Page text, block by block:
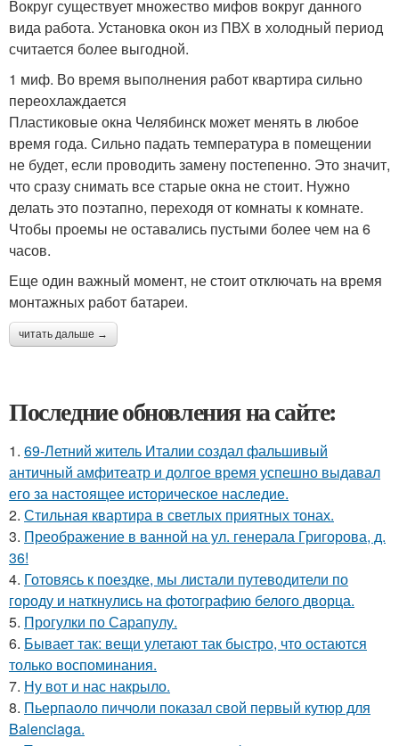
Вокруг существует множество мифов вокруг данного
вида работа. Установка окон из ПВХ в холодный период
считается более выгодной.
1 миф. Во время выполнения работ квартира сильно
переохлаждается
Пластиковые окна Челябинск может менять в любое
время года. Сильно падать температура в помещении
не будет, если проводить замену постепенно. Это значит,
что сразу снимать все старые окна не стоит. Нужно
делать это поэтапно, переходя от комнаты к комнате.
Чтобы проемы не оставались пустыми более чем на 6
часов.
Еще один важный момент, не стоит отключать на время
монтажных работ батареи.
читать дальше →
Последние обновления на сайте:
1. 69-Летний житель Италии создал фальшивый
античный амфитеатр и долгое время успешно выдавал
его за настоящее историческое наследие.
2. Стильная квартира в светлых приятных тонах.
3. Преображение в ванной на ул. генерала Григорова, д.
36!
4. Готовясь к поездке, мы листали путеводители по
городу и наткнулись на фотографию белого дворца.
5. Прогулки по Сарапулу.
6. Бывает так: вещи улетают так быстро, что остаются
только воспоминания.
7. Ну вот и нас накрыло.
8. Пьерпаоло пиччоли показал свой первый кутюр для
Balenciaga.